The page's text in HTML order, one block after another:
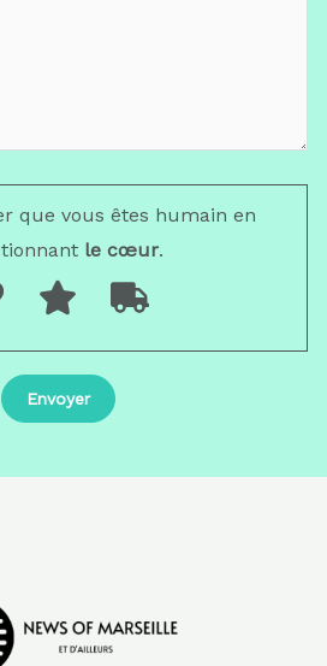
que vous êtes humain en
le cœur.